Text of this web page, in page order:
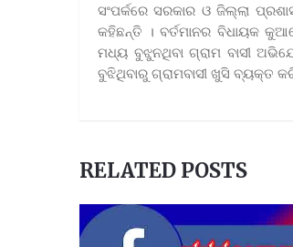
ସଂପର୍କରେ ସରକାର ଓ ଜିଲ୍ଲା
କହିଛନ୍ତି । ବର୍ତମାନର ବିଧାୟକ
ମଧ୍ୟ ବୁଝୁନଥିବା ଗ୍ରାମ ବାସୀ
ବୁଝିଥିବାରୁ ଗ୍ରାମବାସୀ ଖୁସି ବ୍ୟକ୍ତ
RELATED POSTS